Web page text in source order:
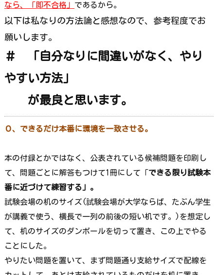
なら、「即不合格」 であるから。
以下は私なりの方法論と感想なので、参考程度でお
願いします。
＃ 「自分なりに間違いがなく、やり
やすい方法」
が最良と思います。
０、できるだけ本番に環境を一致させる。
本の付録とかではなく、公表されている候補問題を印刷し
て、問題ごとに解答もつけて1冊にして「できる限り試験本
番に近づけて練習する」。
試験会場の机のサイズ(試験会場が大学ならば、たぶん学生
が講義で使う、横長で一列の前後の短い机です。)を想定し
て、机のサイズのダンボールを切って置き、この上でやる
ことにした。
やりたい問題を置いて、まず問題通り支給サイズで配線を